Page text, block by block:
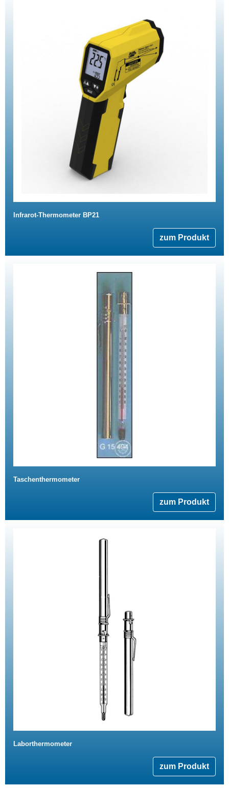
Infrarot-Thermometer BP21
zum Produkt
Taschenthermometer
zum Produkt
Laborthermometer
zum Produkt